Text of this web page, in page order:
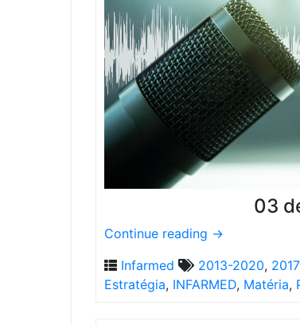
03
Continue reading →
Infarmed
2013-2020,
Estratégia, INFARMED, Matéria,